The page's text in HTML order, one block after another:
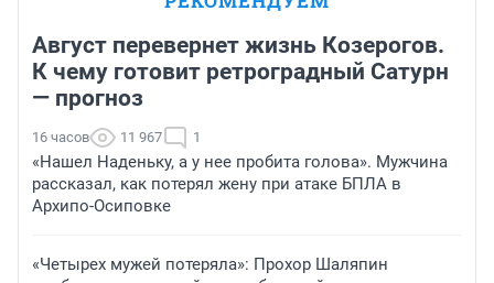
Август перевернет жизнь Козерогов.
К чему готовит ретроградный Сатурн
— прогноз
16 часов 11 967 1
«Нашел Наденьку, а у нее пробита голова». Мужчина
рассказал, как потерял жену при атаке БПЛА в
Архипо-Осиповке
«Четырех мужей потеряла»: Прохор Шаляпин